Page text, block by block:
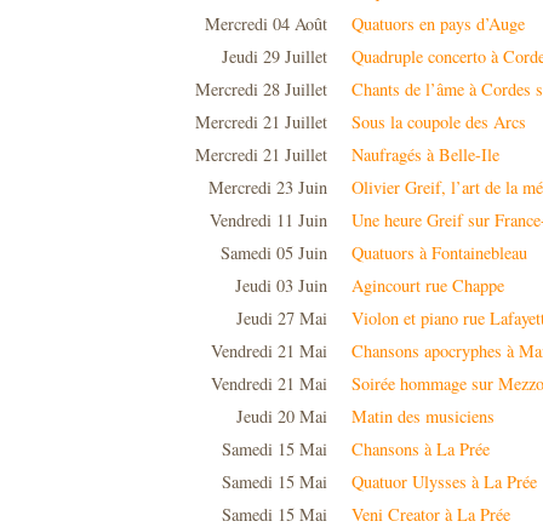
Mercredi 04 Août
Quatuors en pays d’Auge
Jeudi 29 Juillet
Quadruple concerto à
Mercredi 28 Juillet
Chants de l’âme à Cordes
Mercredi 21 Juillet
Sous la coupole des Arcs
Mercredi 21 Juillet
Naufragés à Belle-Ile
Mercredi 23 Juin
Olivier Greif, l’art de la
Vendredi 11 Juin
Une heure Greif sur
Samedi 05 Juin
Quatuors à Fontainebleau
Jeudi 03 Juin
Agincourt rue Chappe
Jeudi 27 Mai
Violon et piano rue
Vendredi 21 Mai
Chansons apocryphes à
Vendredi 21 Mai
Soirée hommage sur Mezzo
Jeudi 20 Mai
Matin des musiciens
Samedi 15 Mai
Chansons à La Prée
Samedi 15 Mai
Quatuor Ulysses à La Prée
Samedi 15 Mai
Veni Creator à La Prée